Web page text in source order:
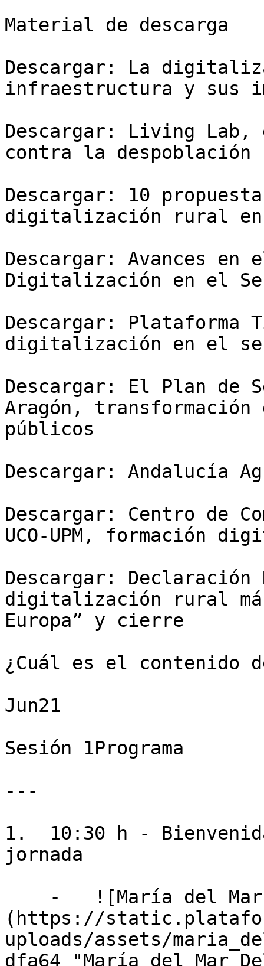
Material de descarga
Descargar: La
infraestructura y sus
Descargar: Living Lab,
contra la
Descargar: 10
digitalización rural en
Descargar: Avances
Digitalización en el
Descargar: Plataforma
digitalización en el
Descargar: El Plan de
Aragón,
públicos
Descargar: Andalucía
Descargar: Centro de
UCO-UPM, formación
Descargar: Declaración
digitalización rural
Europa” y cierre
¿Cuál es el contenido
Jun21
Sesión 1Programa
---
1.  10:30 h -
jornada
(https://
uploads/assets/
dfa64 "María del Mar